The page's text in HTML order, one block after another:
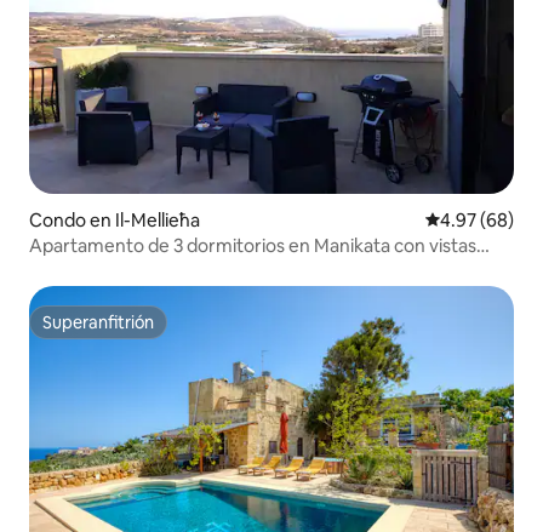
Condo en Il-Mellieħa Calificación
4.97 (68)
Apartamento de 3 dormitorios en Manikata con vistas
Superanfitrión
Superanfitrión